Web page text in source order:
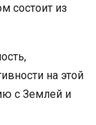
состоит из
на этой
с Землей и